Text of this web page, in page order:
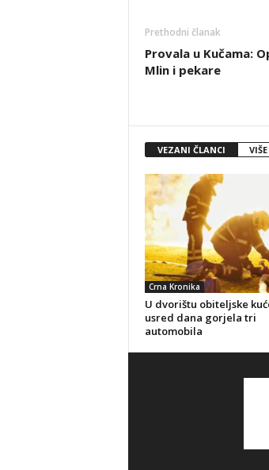
Prethodni članak
Provala u Kučama:
Mlin i pekare
VEZANI ČLANCI
Crna Kronika
U dvorištu obiteljske
usred dana gorjela tri
automobila